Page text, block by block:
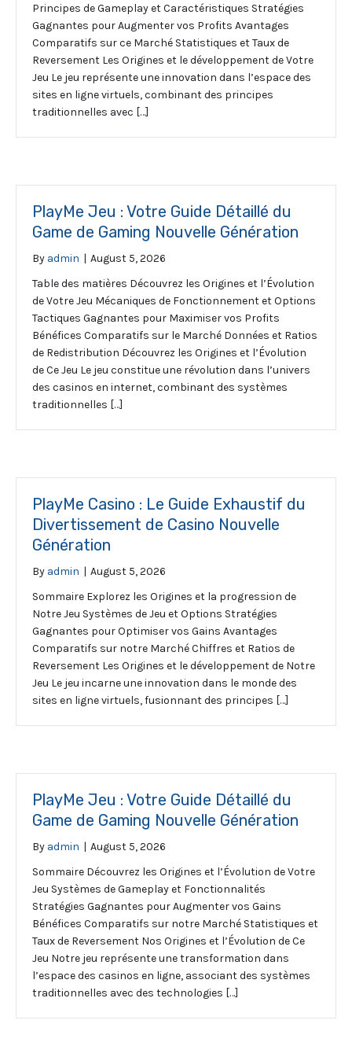
Principes de Gameplay et Caractéristiques Stratégies
Gagnantes pour Augmenter vos Profits Avantages
Comparatifs sur ce Marché Statistiques et Taux de
Reversement Les Origines et le développement de Votre
Jeu Le jeu représente une innovation dans l’espace des
sites en ligne virtuels, combinant des principes
traditionnelles avec […]
PlayMe Jeu : Votre Guide Détaillé du
Game de Gaming Nouvelle Génération
By admin | August 5, 2026
Table des matières Découvrez les Origines et l’Évolution
de Votre Jeu Mécaniques de Fonctionnement et Options
Tactiques Gagnantes pour Maximiser vos Profits
Bénéfices Comparatifs sur le Marché Données et Ratios
de Redistribution Découvrez les Origines et l’Évolution
de Ce Jeu Le jeu constitue une révolution dans l’univers
des casinos en internet, combinant des systèmes
traditionnelles […]
PlayMe Casino : Le Guide Exhaustif du
Divertissement de Casino Nouvelle
Génération
By admin | August 5, 2026
Sommaire Explorez les Origines et la progression de
Notre Jeu Systèmes de Jeu et Options Stratégies
Gagnantes pour Optimiser vos Gains Avantages
Comparatifs sur notre Marché Chiffres et Ratios de
Reversement Les Origines et le développement de Notre
Jeu Le jeu incarne une innovation dans le monde des
sites en ligne virtuels, fusionnant des principes […]
PlayMe Jeu : Votre Guide Détaillé du
Game de Gaming Nouvelle Génération
By admin | August 5, 2026
Sommaire Découvrez les Origines et l’Évolution de Votre
Jeu Systèmes de Gameplay et Fonctionnalités
Stratégies Gagnantes pour Augmenter vos Gains
Bénéfices Comparatifs sur notre Marché Statistiques et
Taux de Reversement Nos Origines et l’Évolution de Ce
Jeu Notre jeu représente une transformation dans
l’espace des casinos en ligne, associant des systèmes
traditionnelles avec des technologies […]